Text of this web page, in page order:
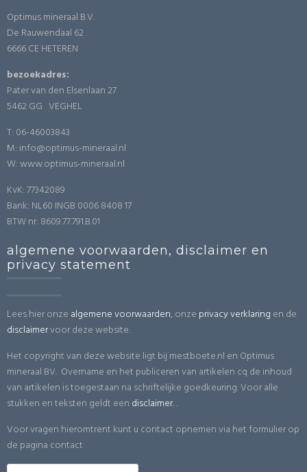
Optimus mineraal B.V.
De Rauwendaal 62
6666 CE HETEREN
bezoekadres:
Pater van den Elsenlaan 27
5462 GG VEGHEL
T: 06-46003843
M: info@optimus-mineraal.nl
W: www.optimus-mineraal.nl
KvK: 77342089
Bank: NL60 INGB 0006 8408 17
BTW nr: 8609.77.791.B.01
algemene voorwaarden, disclaimer en
privacy statement
Lees hier onze algemene voorwaarden, onze privacy verklaring en de
disclaimervoor deze website.
Het copyright van deze website ligt bij mestboete.nl en Optimus
mineraal BV. Overname en het publiceren van artikelen cq de inhoud
van artikelen is toegestaan na schriftelijke goedkeuring. Voor alle
stukken en teksten geldt een disclaimer..
Voor vragen hieromtrent kunt u contact opnemen via het formulier op
de pagina contact